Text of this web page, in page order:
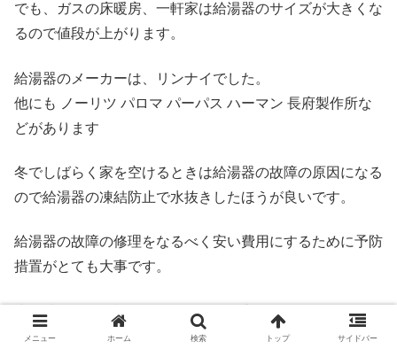
でも、ガスの床暖房、一軒家は給湯器のサイズが大きくな
るので値段が上がります。
給湯器のメーカーは、リンナイでした。
他にも ノーリツ パロマ パーパス ハーマン 長府製作所な
どがあります
冬でしばらく家を空けるときは給湯器の故障の原因になる
ので給湯器の凍結防止で水抜きしたほうが良いです。
給湯器の故障の修理をなるべく安い費用にするために予防
措置がとても大事です。
少し時間的に余裕があるなら給湯器交換でホームセンター
で下調べするのもおすすめです。
メニュー ホーム 検索 トップ サイドバー